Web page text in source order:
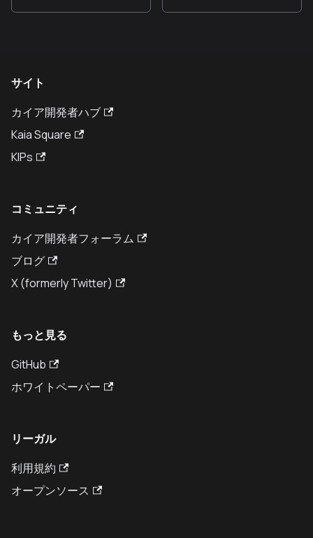
サイト
カイア開発者ハブ
Kaia Square
KIPs
コミュニティ
カイア開発者フォーラム
ブログ
X (formerly Twitter)
もっと見る
GitHub
ホワイトペーパー
リーガル
利用規約
オープンソース